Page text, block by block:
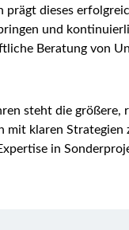
dieses
und
Beratung von
steht die größere,
mit klaren
in